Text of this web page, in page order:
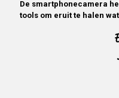
De smartphonecamera
tools om eruit te halen